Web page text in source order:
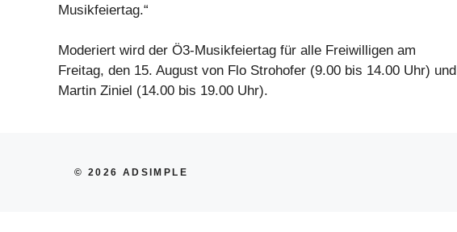
Musikfeiertag.“
Moderiert wird der Ö3-Musikfeiertag für alle Freiwilligen am
Freitag, den 15. August von Flo Strohofer (9.00 bis 14.00 Uhr) und
Martin Ziniel (14.00 bis 19.00 Uhr).
© 2026 ADSIMPLE